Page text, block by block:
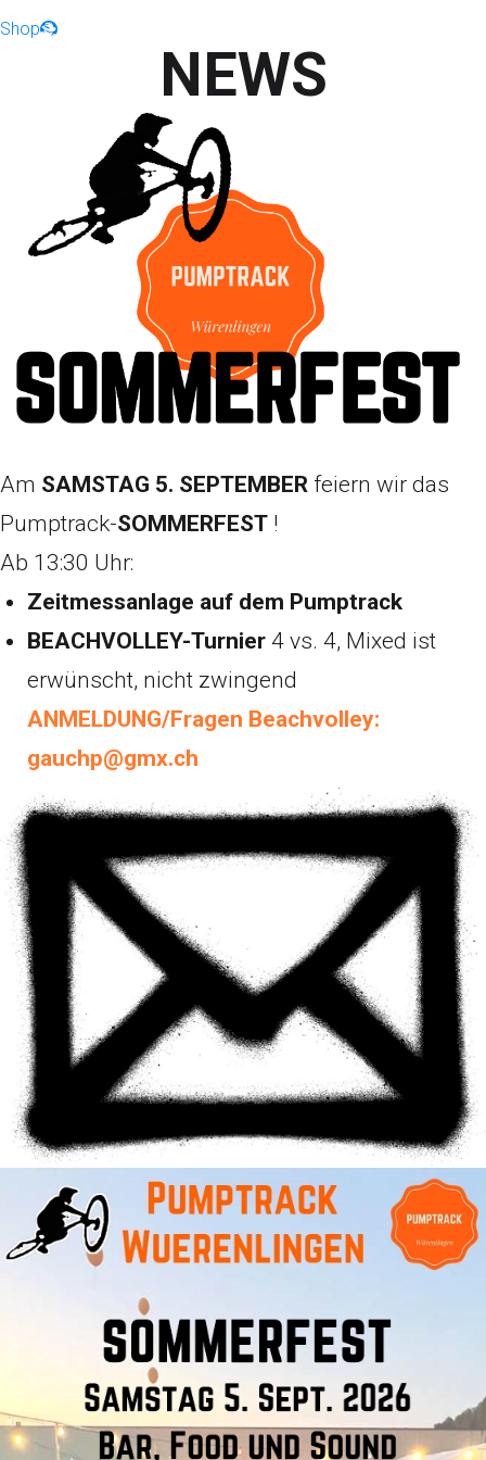
Shop
NEWS
Am SAMSTAG 5. SEPTEMBER feiern wir das
Pumptrack-SOMMERFEST !
Ab 13:30 Uhr:
Zeitmessanlage auf dem Pumptrack
BEACHVOLLEY-Turnier 4 vs. 4, Mixed ist
erwünscht, nicht zwingend
ANMELDUNG/Fragen Beachvolley:
gauchp@gmx.ch